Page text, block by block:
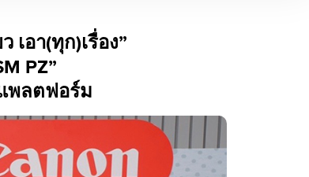
อนเซ็ปต์ “กล้องเ
เอา(ทุก)เรื่อง”
PZ”
พลตฟอร์ม